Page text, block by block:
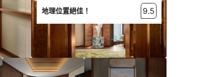
地理位置絕佳！ 9.5